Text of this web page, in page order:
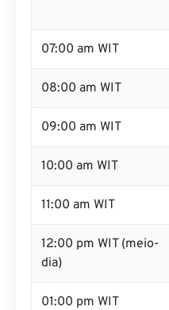
07:00 am WIT
08:00 am WIT
09:00 am WIT
10:00 am WIT
11:00 am WIT
dia)